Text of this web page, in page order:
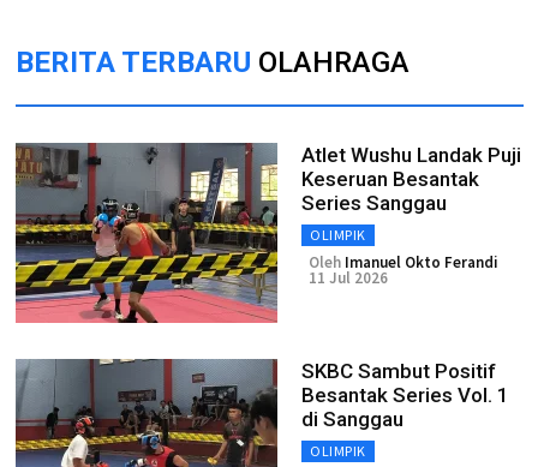
BERITA TERBARU OLAHRAGA
Atlet Wushu Landak Puji
Keseruan Besantak
Series Sanggau
OLIMPIK
Oleh Imanuel Okto Ferandi
11 Jul 2026
SKBC Sambut Positif
Besantak Series Vol. 1
di Sanggau
OLIMPIK